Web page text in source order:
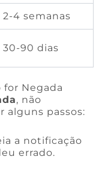
2-4 semanas
30-90 dias
for Negada
, não
alguns passos:
a notificação
errado.